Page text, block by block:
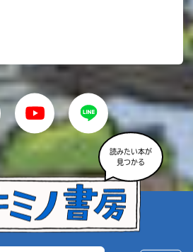
読みたい本が
見つかる